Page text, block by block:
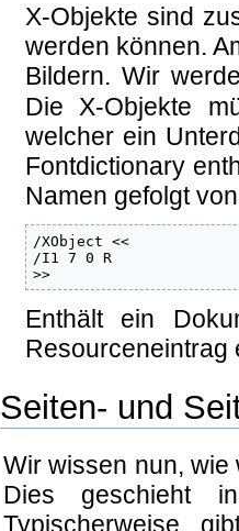
X-Objekte sind
werden können.
Bildern. Wir
Die X-Objekte
welcher ein
Fontdictionary
Namen gefolgt
/XObject <<
/I1 7 0 R
>>
Enthält ein
Resourceneintrag
Seiten- und
Wir wissen nun, wie
Dies geschieht
Typischerweise